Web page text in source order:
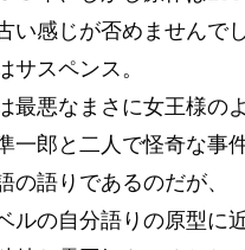
い感じが否めませんで
サスペンス。
最悪なまさに女王様の
一郎と二人で怪奇な事
の語りであるのだが、
ルの自分語りの原型に